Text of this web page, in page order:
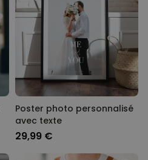
Poster photo personnalisé
avec texte
29,99 €